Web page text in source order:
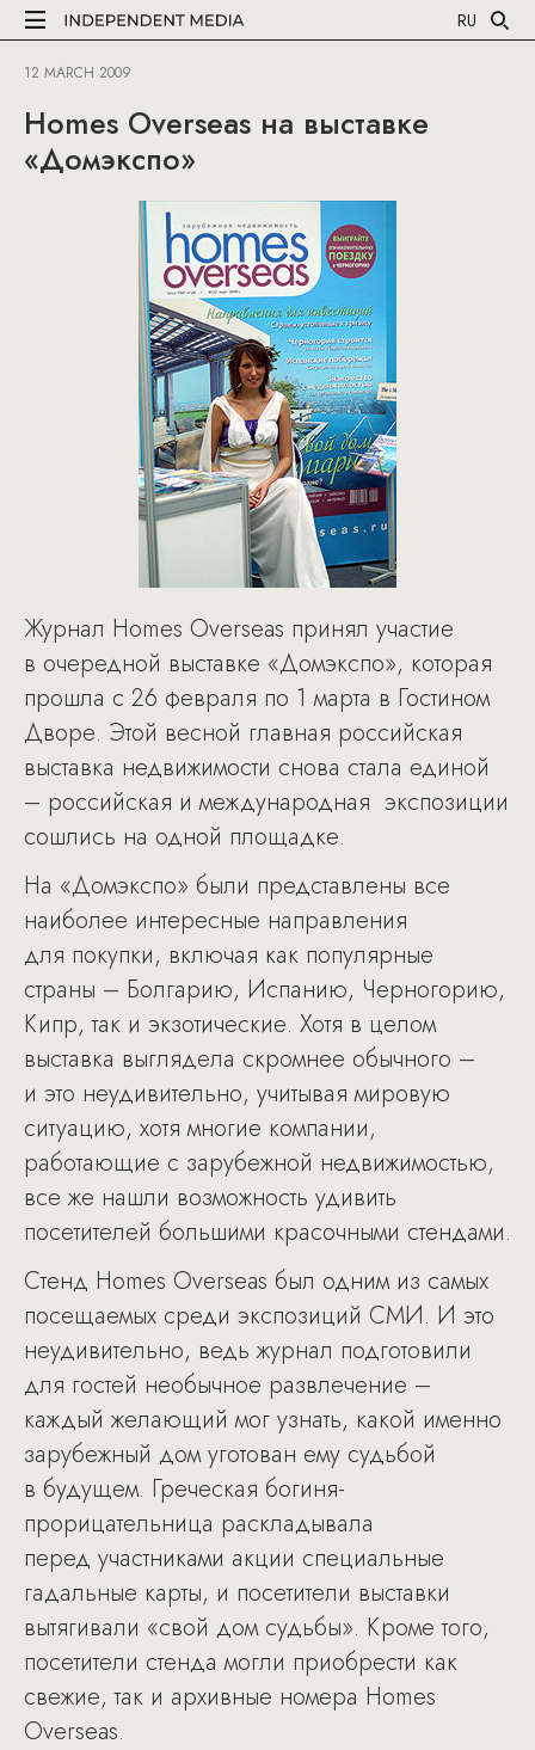
RU
12 MARCH 2009
Homes Overseas на выставке
«Домэкспо»
Журнал Homes Overseas принял участие
в очередной выставке «Домэкспо», которая
прошла с 26 февраля по 1 марта в Гостином
Дворе. Этой весной главная российская
выставка недвижимости снова стала единой
– российская и международная экспозиции
сошлись на одной площадке.
На «Домэкспо» были представлены все
наиболее интересные направления
для покупки, включая как популярные
страны – Болгарию, Испанию, Черногорию,
Кипр, так и экзотические. Хотя в целом
выставка выглядела скромнее обычного –
и это неудивительно, учитывая мировую
ситуацию, хотя многие компании,
работающие с зарубежной недвижимостью,
все же нашли возможность удивить
посетителей большими красочными стендами.
Стенд Homes Overseas был одним из самых
посещаемых среди экспозиций СМИ. И это
неудивительно, ведь журнал подготовили
для гостей необычное развлечение –
каждый желающий мог узнать, какой именно
зарубежный дом уготован ему судьбой
в будущем. Греческая богиня-
прорицательница раскладывала
перед участниками акции специальные
гадальные карты, и посетители выставки
вытягивали «свой дом судьбы». Кроме того,
посетители стенда могли приобрести как
свежие, так и архивные номера Homes
Overseas.